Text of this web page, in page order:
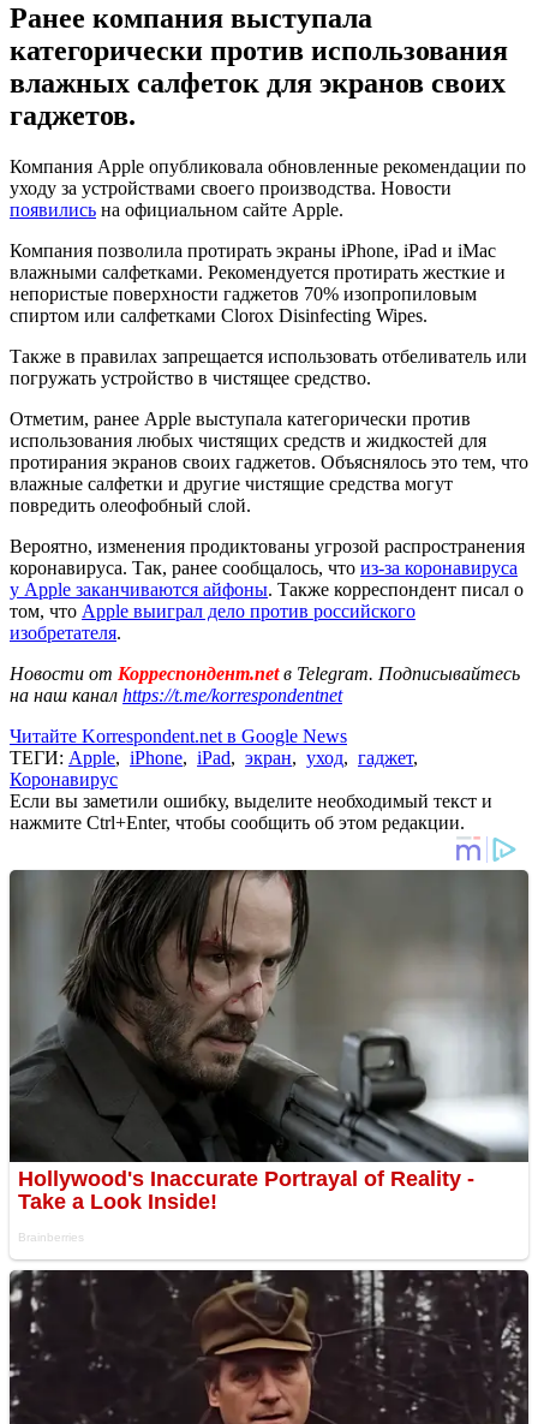
Ранее компания выступала
категорически против использования
влажных салфеток для экранов своих
гаджетов.
Компания Apple опубликовала обновленные рекомендации по
уходу за устройствами своего производства. Новости
появились на официальном сайте Apple.
Компания позволила протирать экраны iPhone, iPad и iMac
влажными салфетками. Рекомендуется протирать жесткие и
непористые поверхности гаджетов 70% изопропиловым
спиртом или салфетками Clorox Disinfecting Wipes.
Также в правилах запрещается использовать отбеливатель или
погружать устройство в чистящее средство.
Отметим, ранее Apple выступала категорически против
использования любых чистящих средств и жидкостей для
протирания экранов своих гаджетов. Объяснялось это тем, что
влажные салфетки и другие чистящие средства могут
повредить олеофобный слой.
Вероятно, изменения продиктованы угрозой распространения
коронавируса. Так, ранее сообщалось, что из-за коронавируса
у Apple заканчиваются айфоны. Также корреспондент писал о
том, что Apple выиграл дело против российского
изобретателя.
Новости от Корреспондент.netв Telegram. Подписывайтесь
на наш канал https://t.me/korrespondentnet
Читайте Korrespondent.net в Google News
ТЕГИ: Apple, iPhone, iPad, экран, уход, гаджет,
Коронавирус
Если вы заметили ошибку, выделите необходимый текст и
нажмите Ctrl+Enter, чтобы сообщить об этом редакции.